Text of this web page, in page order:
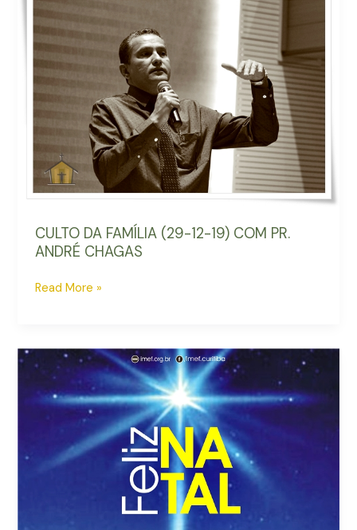
CULTO DA FAMÍLIA (29-12-19) COM PR.
ANDRÉ CHAGAS
DA
FAMÍLIA
(29-
12-
19)
COM
PR.
ANDRÉ
CHAGAS
Read More »
Mensagem
de
Natal
IMEF